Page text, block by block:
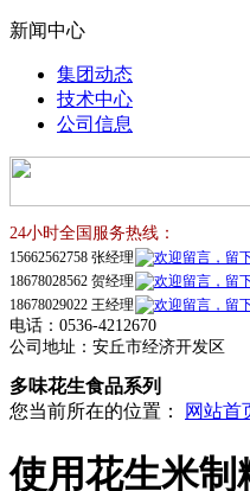
新闻中心
集团动态
技术中心
公司信息
24小时全国服务热线：
15662562758 张经理
18678028562 贺经理
18678029022 王经理
电话：0536-4212670
公司地址：安丘市经济开发区
多味花生食品系列
您当前所在的位置：
网站首
使用花生米制